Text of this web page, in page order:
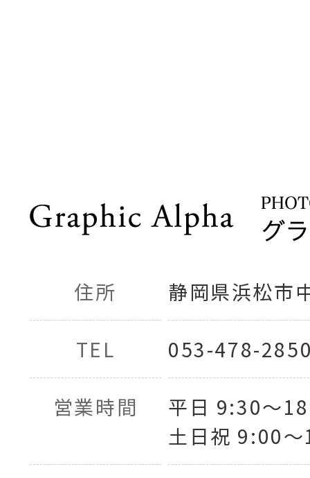
住所 静岡県浜松市
TEL 053-478-
営業時間
平日 9:30〜
土日祝 9:00